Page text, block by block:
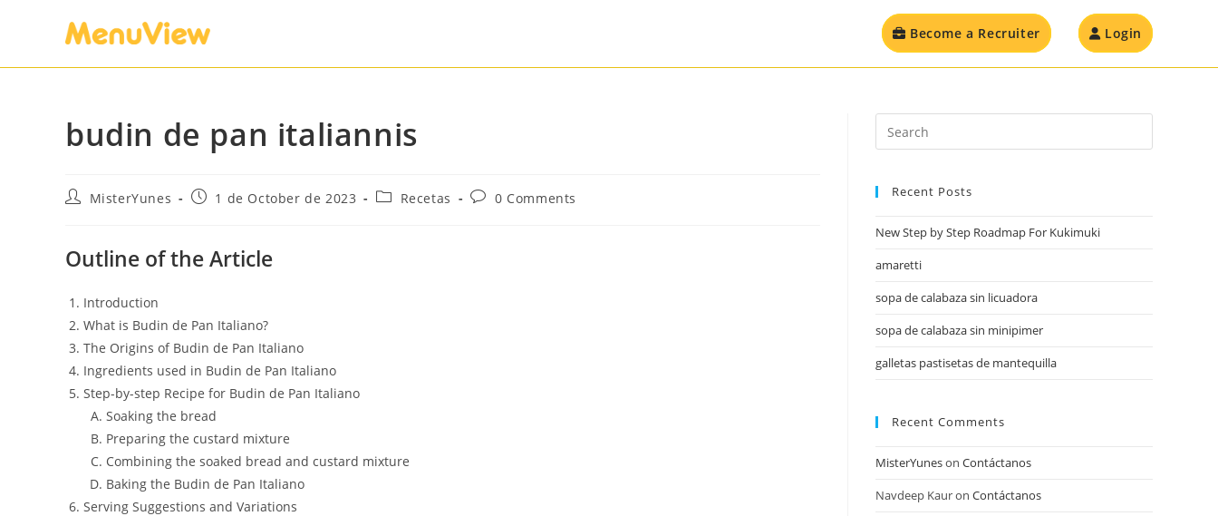
Become a Recruiter Login
budin de pan italiannis
MisterYunes 1 de October de 2023 Recetas 0 Comments
Outline of the Article
Introduction
What is Budin de Pan Italiano?
The Origins of Budin de Pan Italiano
Ingredients used in Budin de Pan Italiano
Step-by-step Recipe for Budin de Pan Italiano
Soaking the bread
Preparing the custard mixture
Combining the soaked bread and custard mixture
Baking the Budin de Pan Italiano
Serving Suggestions and Variations
Recent Posts
New Step by Step Roadmap For Kukimuki
amaretti
sopa de calabaza sin licuadora
sopa de calabaza sin minipimer
galletas pastisetas de mantequilla
Recent Comments
MisterYuneson Contáctanos
Navdeep Kauron Contáctanos